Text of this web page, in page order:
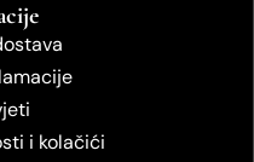
i kolačići